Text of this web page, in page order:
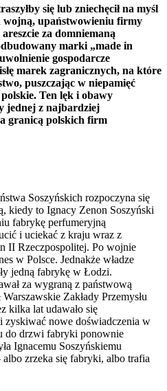
się lub zniechęcił na myśl
wojną, upaństwowieniu firmy
za domniemaną
marki „made in
gospodarcze
marek zagranicznych, na które
puszczając w niepamięć
Ten lęk i obawy
jednej z najbardziej
granicą polskich firm
Soszyńskich rozpoczyna się
kiedy to Ignacy Zenon Soszyński
fabrykę perfumeryjną
i uciekać z kraju wraz z
II Rzeczpospolitej. Po wojnie
w Polsce. Jednakże władze
jedną fabrykę w Łodzi.
za wygraną z państwową
Zakłady Przemysłu
kilka lat udawało się
zyskiwać nowe doświadczenia w
do drzwi fabryki ponownie
Ignacemu Soszyńskiemu
zrzeka się fabryki, albo trafia